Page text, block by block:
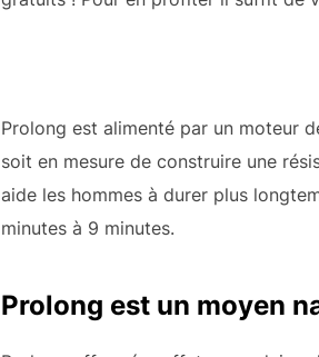
Prolong est alimenté par un moteur
soit en mesure de construire une
aide les hommes à durer plus
minutes à 9 minutes.
Prolong est un moyen